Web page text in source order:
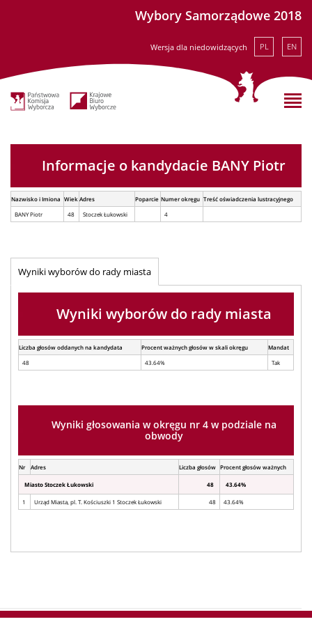
Wybory Samorządowe 2018
Wersja dla niedowidzących PL EN
Informacje o kandydacie BANY Piotr
Nazwisko i Imiona Wiek Adres Poparcie Numer okręgu Treść oświadczenia lustracyjnego
BANY Piotr
48 Stoczek Łukowski 4
Wyniki wyborów do rady miasta
Wyniki wyborów do rady miasta
Liczba głosów oddanych na kandydata Procent ważnych głosów w skali okręgu
Mandat
48
43.64% Tak
Wyniki głosowania w okręgu nr 4 w podziale na
obwody
Nr Adres Liczba głosów Procent głosów ważnych
Miasto Stoczek Łukowski 48 43.64%
1 Urząd Miasta, pl. T. Kościuszki 1 Stoczek Łukowski 48 43.64%